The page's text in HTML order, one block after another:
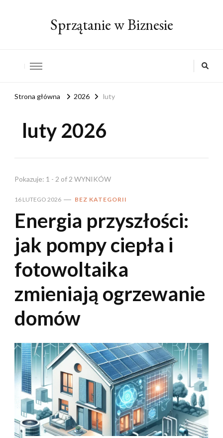
Sprzątanie w Biznesie
Strona główna 2026 luty
luty 2026
Pokazuje: 1 - 2 of 2 WYNIKÓW
16 LUTEGO 2026 BEZ KATEGORII
Energia przyszłości:
jak pompy ciepła i
fotowoltaika
zmieniają ogrzewanie
domów